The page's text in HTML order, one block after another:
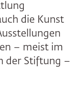
die Kunst
– meist im
der Stiftung –